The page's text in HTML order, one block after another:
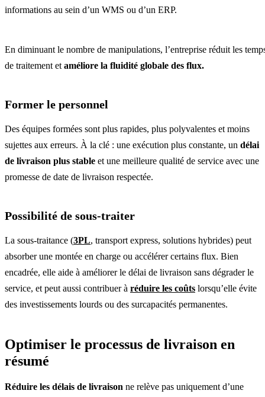
informations au sein d’un WMS ou d’un ERP.
En diminuant le nombre de manipulations, l’entreprise réduit les
de traitement et améliore la fluidité globale des flux.
Former le personnel
Des équipes formées sont plus rapides, plus polyvalentes et moins
sujettes aux erreurs. À la clé : une exécution plus constante, un délai
de livraison plus stable et une meilleure qualité de service avec une
promesse de date de livraison respectée.
Possibilité de sous-traiter
La sous-traitance (3PL, transport express, solutions hybrides) peut
absorber une montée en charge ou accélérer certains flux. Bien
encadrée, elle aide à améliorer le délai de livraison sans dégrader le
service, et peut aussi contribuer à réduire les coûts lorsqu’elle évite
des investissements lourds ou des surcapacités permanentes.
Optimiser le processus de livraison en
résumé
Réduire les délais de livraison ne relève pas uniquement d’une